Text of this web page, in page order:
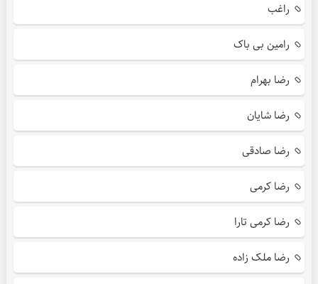
راغب
رامین بی باک
رضا بهرام
رضا شایان
رضا صادقی
رضا کرمی
رضا کرمی تارا
رضا ملک زاده